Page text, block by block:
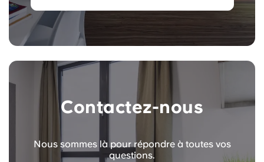
Contactez-nous
Nous sommes là pour répondre à toutes vos
questions.